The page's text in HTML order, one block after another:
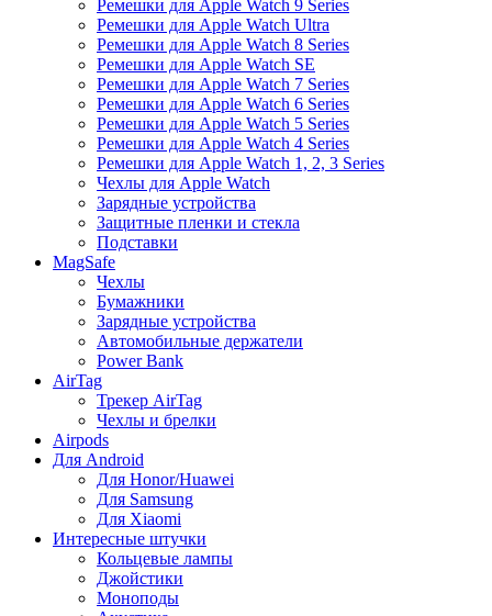
Ремешки для Apple Watch 9 Series
Ремешки для Apple Watch Ultra
Ремешки для Apple Watch 8 Series
Ремешки для Apple Watch SE
Ремешки для Apple Watch 7 Series
Ремешки для Apple Watch 6 Series
Ремешки для Apple Watch 5 Series
Ремешки для Apple Watch 4 Series
Ремешки для Apple Watch 1, 2, 3 Series
Чехлы для Apple Watch
Зарядные устройства
Защитные пленки и стекла
Подставки
MagSafe
Чехлы
Бумажники
Зарядные устройства
Автомобильные держатели
Power Bank
AirTag
Трекер AirTag
Чехлы и брелки
Airpods
Для Android
Для Honor/Huawei
Для Samsung
Для Xiaomi
Интересные штучки
Кольцевые лампы
Джойстики
Моноподы